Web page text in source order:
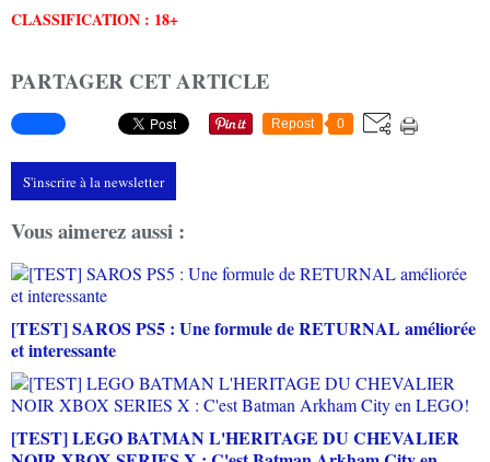
CLASSIFICATION : 18+
PARTAGER CET ARTICLE
Repost 0
S'inscrire à la newsletter
Vous aimerez aussi :
[TEST] SAROS PS5 : Une formule de RETURNAL améliorée
et interessante
[TEST] LEGO BATMAN L'HERITAGE DU CHEVALIER